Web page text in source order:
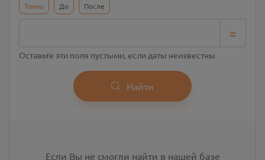
Точно До После
=
Оставьте эти поля пустыми, если даты неизвестны
Найти
Если Вы не смогли найти в нашей базе